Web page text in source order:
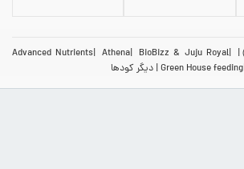
Advanced Nutrients Athena
BioBizz & Juju Royal
Green House feeding دیگر کودها